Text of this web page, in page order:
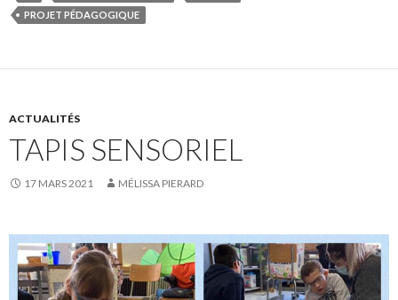
PROJET PÉDAGOGIQUE
ACTUALITÉS
TAPIS SENSORIEL
17 MARS 2021 MÉLISSA PIERARD